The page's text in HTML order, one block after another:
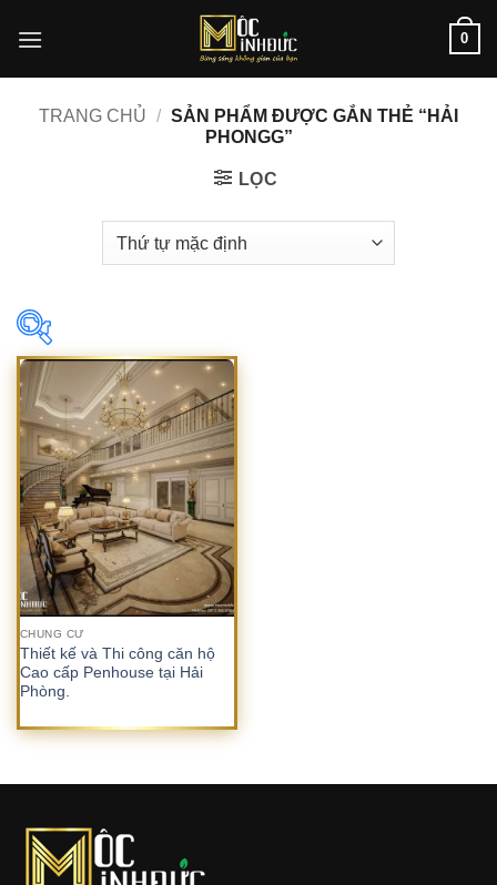
qua
0
TRANG CHỦ / SẢN PHẨM ĐƯỢC GẮN THẺ “HẢI
PHONGG”
LỌC
In stock
On sale(1)
Danh mục sản phẩm
Danh mục sản phẩm
Thẻ sản phẩm
CHUNG CƯ
Thiết kế và Thi công căn hộ
Cao cấp Penhouse tại Hải
Phòng.